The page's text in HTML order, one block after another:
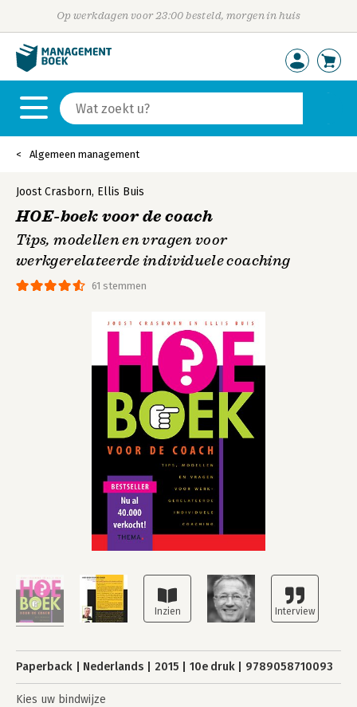
Op werkdagen voor 23:00 besteld, morgen in huis
Algemeen management
61 stemmen
Joost Crasborn, Ellis Buis
HOE-boek voor de coach
Tips, modellen en vragen voor
werkgerelateerde individuele coaching
Paperback Nederlands 2015 10e druk 9789058710093
Kies uw bindwijze